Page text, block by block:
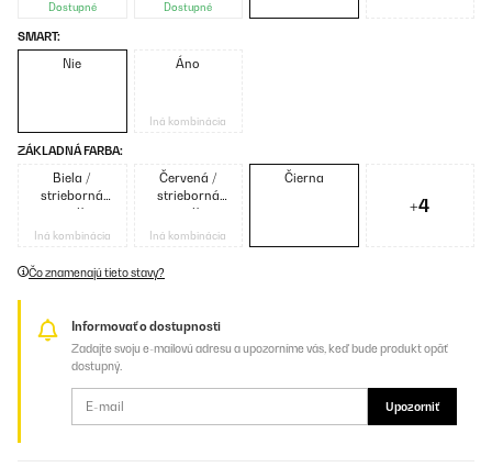
Dostupné Dostupné
SMART:
Nie Áno
Iná kombinácia
ZÁKLADNÁ FARBA:
Biela /
strieborná
metalíza
Iná kombinácia
Červená /
strieborná
metalíza
Iná kombinácia
Čierna
+4
Čo znamenajú tieto stavy?
Informovať o dostupnosti
Zadajte svoju e-mailovú adresu a upozorníme vás, keď bude produkt opäť
dostupný.
Upozorniť